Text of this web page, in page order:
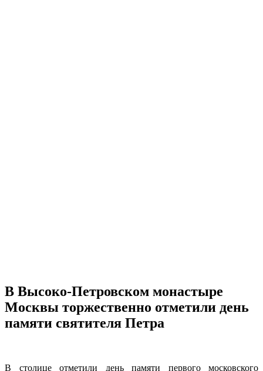
В Высоко-Петровском монастыре
Москвы торжественно отметили день
памяти святителя Петра
В столице отметили день памяти первого московского